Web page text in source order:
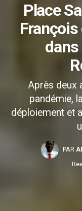
Place
dans
Après deux
pandémie,
déploiement et
PAR